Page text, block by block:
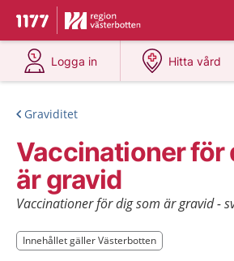
Till startsidan för 1177
Du har valt region
Logga in
på 1177.se
Hitta vård
på
Graviditet
Vaccinationer för
är gravid
Vaccinationer för dig som är gravid -
Innehållet gäller Västerbotten
Innehållet gäller Västerbotten